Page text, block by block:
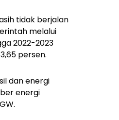
tidak berjalan
melalui
2022-2023
persen.
dan energi
energi